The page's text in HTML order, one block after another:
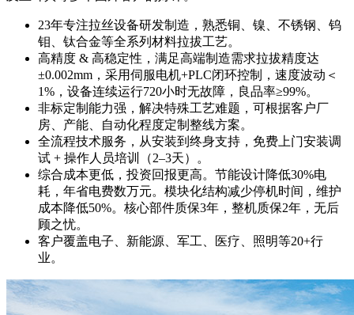
23年专注拉丝设备研发制造，熟悉铜、镍、不锈钢、钨
钼、钛合金等全系列材料拉拔工艺。
高精度 & 高稳定性，满足高端制造需求拉拔精度达
±0.002mm，采用伺服电机+PLC闭环控制，速度波动＜
1%，设备连续运行720小时无故障，良品率≥99%。
非标定制能力强，解决特殊工艺难题，可根据客户厂
房、产能、自动化程度定制整线方案。
全流程技术服务，从安装到终身支持，免费上门安装调
试 + 操作人员培训（2–3天）。
综合成本更低，投资回报更高。节能设计降低30%电
耗，年省电费数万元。模块化结构减少停机时间，维护
成本降低50%。核心部件质保3年，整机质保2年，无后
顾之忧。
客户覆盖电子、新能源、军工、医疗、照明等20+行
业。